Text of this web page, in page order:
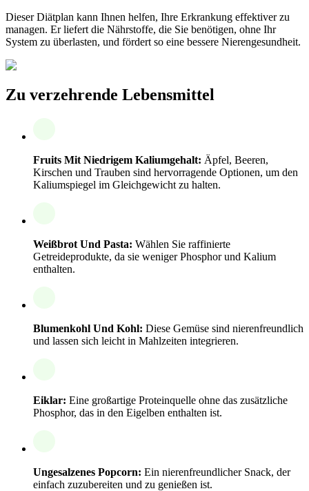
Dieser Diätplan kann Ihnen helfen, Ihre Erkrankung effektiver zu
managen. Er liefert die Nährstoffe, die Sie benötigen, ohne Ihr
System zu überlasten, und fördert so eine bessere Nierengesundheit.
Zu verzehrende Lebensmittel
Fruits Mit Niedrigem Kaliumgehalt: Äpfel, Beeren,
Kirschen und Trauben sind hervorragende Optionen, um den
Kaliumspiegel im Gleichgewicht zu halten.
Weißbrot Und Pasta: Wählen Sie raffinierte
Getreideprodukte, da sie weniger Phosphor und Kalium
enthalten.
Blumenkohl Und Kohl: Diese Gemüse sind nierenfreundlich
und lassen sich leicht in Mahlzeiten integrieren.
Eiklar: Eine großartige Proteinquelle ohne das zusätzliche
Phosphor, das in den Eigelben enthalten ist.
Ungesalzenes Popcorn: Ein nierenfreundlicher Snack, der
einfach zuzubereiten und zu genießen ist.